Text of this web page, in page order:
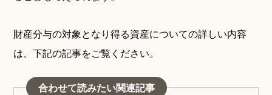
財産分与の対象となり得る資産についての詳しい内容
は、下記の記事をご覧ください。
合わせて読みたい関連記事